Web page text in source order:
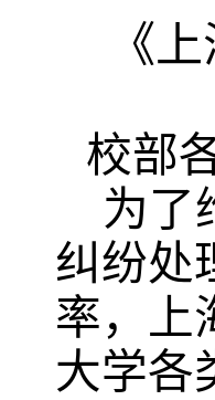
《
校部
为了
纠纷处
率，上
大学各